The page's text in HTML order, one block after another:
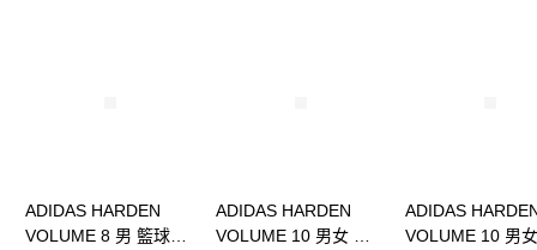
ADIDAS HARDEN
VOLUME 8 男 籃球鞋
ADIDAS HARDEN
VOLUME 10 男女 籃
ADIDAS
VOLUME 10 男